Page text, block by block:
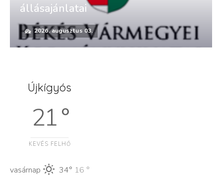
állásajánlatai
2026. augusztus 03.
Újkígyós
21 °
KEVÉS FELHŐ
vasárnap 34° 16 °